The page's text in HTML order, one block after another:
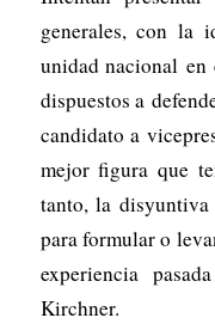
generales, con la
unidad nacional en
dispuestos a
candidato a
mejor figura que
tanto, la disyuntiva
para formular o
experiencia
Kirchner.